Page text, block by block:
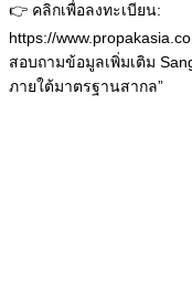
👉 คลิกเพื่อลงทะเบียน:
https://
สอบถามข้อมูลเพิ่มเติม
ภายใต้มาตรฐานสากล”